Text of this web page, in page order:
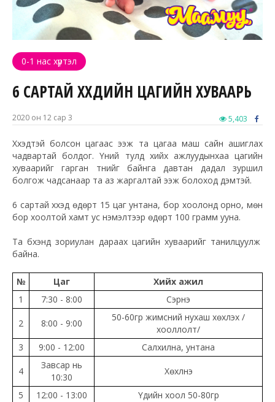
0-1 нас хүртэл
6 САРТАЙ ХҮҮХДИЙН ЦАГИЙН ХУВААРЬ
2020 он 12 сар 3 5,403
Хүүхэдтэй болсон цагаас ээж та цагаа маш сайн ашиглах
чадвартай болдог. Үүний тулд хийх ажлуудынхаа цагийн
хуваарийг гарган түүнийг байнга давтан дадал зуршил
болгож чадсанаар та аз жаргалтай ээж болоход дэмтэй.
6 сартай хүүхэд өдөрт 15 цаг унтана, бор хоолонд орно, мөн
бор хоолтой хамт ус нэмэлтээр өдөрт 100 грамм ууна.
Та бүхэнд зориулан дараах цагийн хуваарийг танилцуулж
байна.
№ Цаг
Хийх ажил
1
7:30 - 8:00 Сэрнэ
2 8:00 - 9:00
50-60гр жимсний нухаш хөхүүлэх /
хооллолт/
3
9:00 - 12:00 Салхилна, унтана
4
Завсар нь
10:30
Хөхүүлнэ
5 12:00 - 13:00
Үдийн хоол 50-80гр